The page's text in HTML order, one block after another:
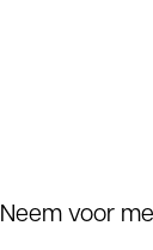
Neem voor